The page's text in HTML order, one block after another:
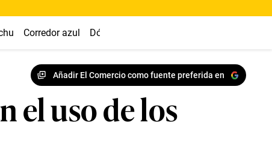
Corredor azul Dólar
Añadir El Comercio como fuente preferida en
el uso de los